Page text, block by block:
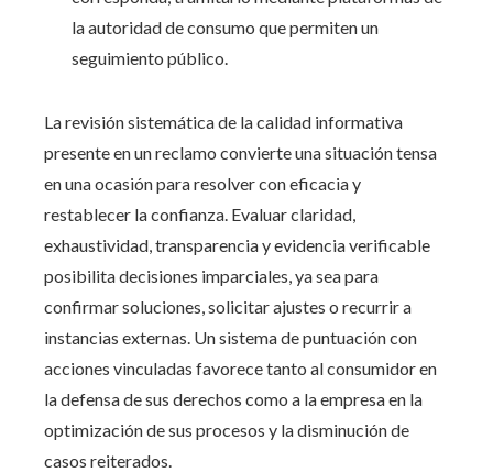
la autoridad de consumo que permiten un
seguimiento público.
La revisión sistemática de la calidad informativa
presente en un reclamo convierte una situación tensa
en una ocasión para resolver con eficacia y
restablecer la confianza. Evaluar claridad,
exhaustividad, transparencia y evidencia verificable
posibilita decisiones imparciales, ya sea para
confirmar soluciones, solicitar ajustes o recurrir a
instancias externas. Un sistema de puntuación con
acciones vinculadas favorece tanto al consumidor en
la defensa de sus derechos como a la empresa en la
optimización de sus procesos y la disminución de
casos reiterados.